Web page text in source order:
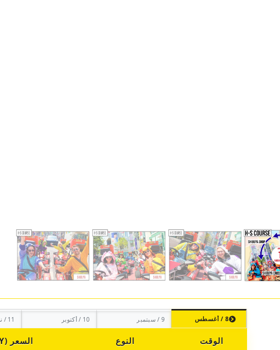
8 / أغسطس 9 / سبتمبر 10 / أكتوبر 11 / نوفمبر
الوقت النوع السعر (JPY)